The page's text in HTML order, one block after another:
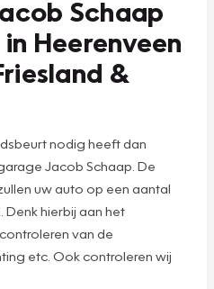
Schaap
Heerenveen
&
nodig heeft dan
Jacob Schaap. De
uw auto op een aantal
Denk hierbij aan het
van de
etc. Ook controleren wij